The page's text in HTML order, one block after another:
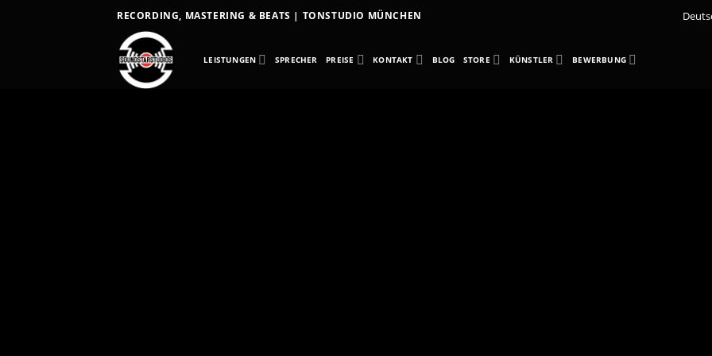
RECORDING, MASTERING & BEATS | TONSTUDIO MÜNCHEN
LEISTUNGEN SPRECHER PREISE KONTAKT BLOG STORE KÜNSTLER BEWERBUNG